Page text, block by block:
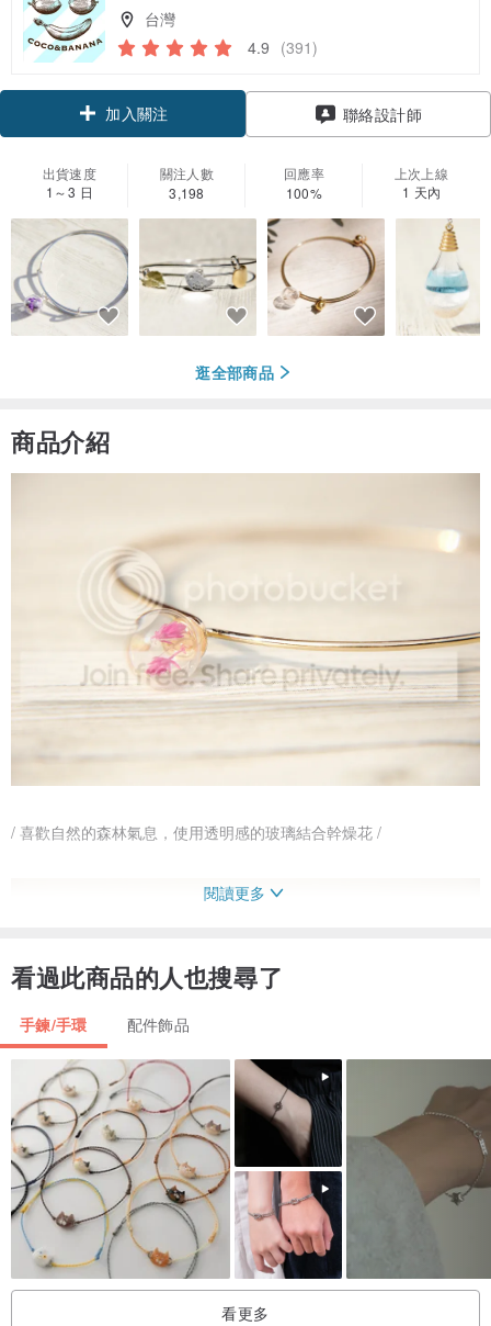
台灣
4.9 (391)
加入關注 聯絡設計師
出貨速度
1～3 日
關注人數
3,198
回應率
100%
上次上線
1 天內
逛全部商品
商品介紹
/ 喜歡自然的森林氣息，使用透明感的玻璃結合幹燥花 /
/ 玻璃表面不易刮傷 /
閱讀更多
看過此商品的人也搜尋了
手鍊/手環 配件飾品
看更多